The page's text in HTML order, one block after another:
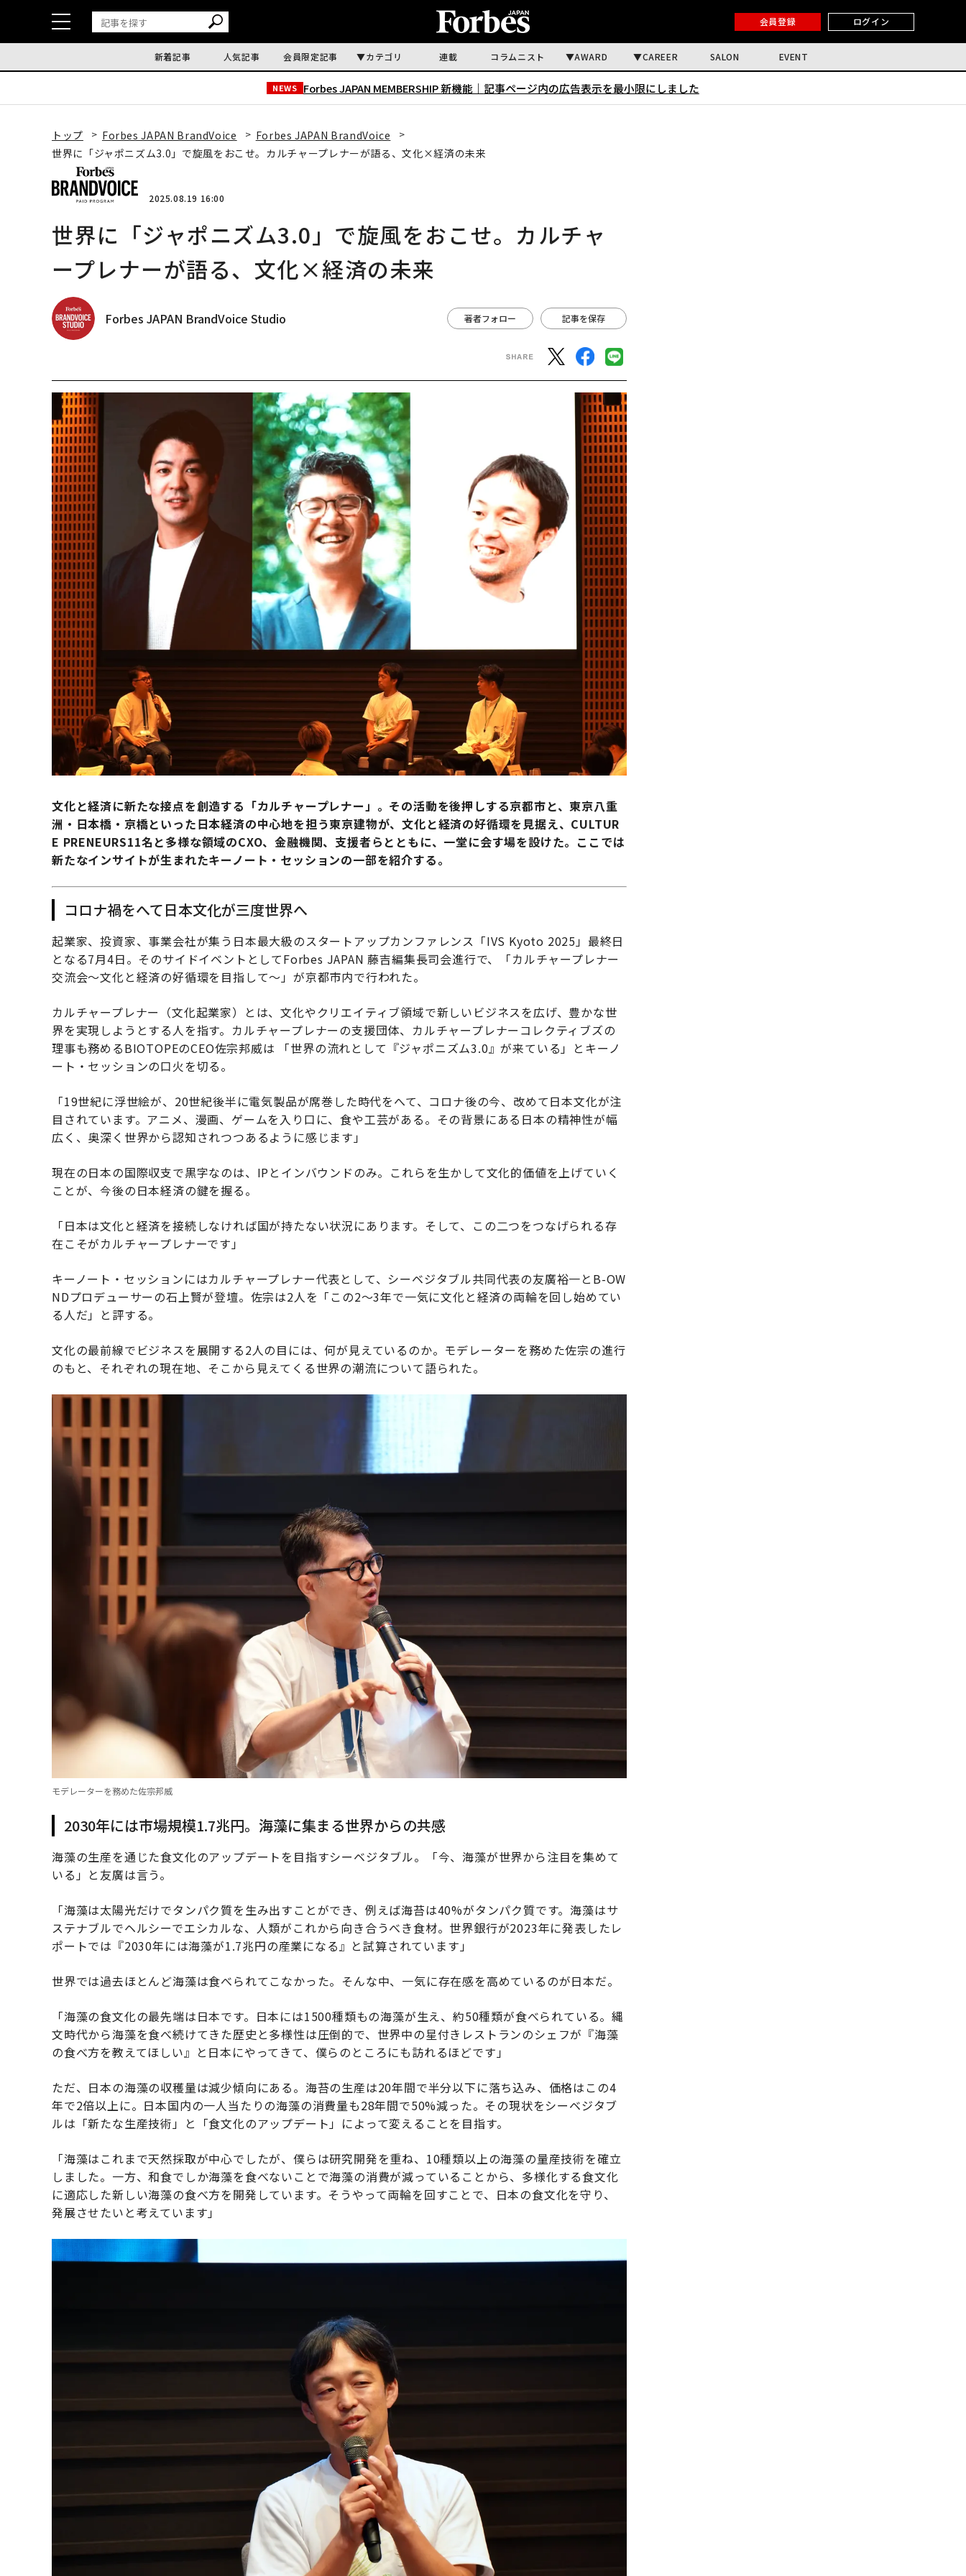
会員登録 ログイン
新着記事 人気記事 会員限定記事 カテゴリ 連載 コラムニスト AWARD CAREER SALON EVENT
NEWS Forbes JAPAN MEMBERSHIP 新機能｜ 記事ページ内の広告表示を最小限にしました
トップ Forbes JAPAN BrandVoice
Forbes JAPAN BrandVoice
世界に「ジャポニズム3.0」で旋風をおこせ。カルチャープレナーが語る、文化×経済の未来
2025.08.19 16:00
世界に「ジャポニズム3.0」で旋風をおこせ。カルチャ
ープレナーが語る、文化×経済の未来
Forbes JAPAN BrandVoice Studio 著者フォロー 記事を保存
文化と経済に新たな接点を創造する「カルチャープレナー」。その活動を後押しする京都市と、東京八重
洲・日本橋・京橋といった日本経済の中心地を担う東京建物が、文化と経済の好循環を見据え、CULTUR
E PRENEURS11名と多様な領域のCXO、金融機関、支援者らとともに、一堂に会す場を設けた。ここでは
新たなインサイトが生まれたキーノート・セッションの一部を紹介する。
コロナ禍をへて日本文化が三度世界へ
起業家、投資家、事業会社が集う日本最大級のスタートアップカンファレンス「IVS Kyoto 2025」最終日
となる7月4日。そのサイドイベントとしてForbes JAPAN 藤吉編集長司会進行で、「カルチャープレナー
交流会～文化と経済の好循環を目指して～」が京都市内で行われた。
カルチャープレナー（文化起業家）とは、文化やクリエイティブ領域で新しいビジネスを広げ、豊かな世
界を実現しようとする人を指す。カルチャープレナーの支援団体、カルチャープレナーコレクティブズの
理事も務めるBIOTOPEのCEO佐宗邦威は 「世界の流れとして『ジャポニズム3.0』が来ている」とキーノ
ート・セッションの口火を切る。
「19世紀に浮世絵が、20世紀後半に電気製品が席巻した時代をへて、コロナ後の今、改めて日本文化が注
目されています。アニメ、漫画、ゲームを入り口に、食や工芸がある。その背景にある日本の精神性が幅
広く、奥深く世界から認知されつつあるように感じます」
現在の日本の国際収支で黒字なのは、IPとインバウンドのみ。これらを生かして文化的価値を上げていく
ことが、今後の日本経済の鍵を握る。
「日本は文化と経済を接続しなければ国が持たない状況にあります。そして、この二つをつなげられる存
在こそがカルチャープレナーです」
キーノート・セッションにはカルチャープレナー代表として、シーベジタブル共同代表の友廣裕一とB-OW
NDプロデューサーの石上賢が登壇。佐宗は2人を「この2〜3年で一気に文化と経済の両輪を回し始めてい
る人だ」と評する。
文化の最前線でビジネスを展開する2人の目には、何が見えているのか。モデレーターを務めた佐宗の進行
のもと、それぞれの現在地、そこから見えてくる世界の潮流について語られた。
モデレーターを務めた佐宗邦威
2030年には市場規模1.7兆円。海藻に集まる世界からの共感
海藻の生産を通じた食文化のアップデートを目指すシーベジタブル。「今、海藻が世界から注目を集めて
いる」と友廣は言う。
「海藻は太陽光だけでタンパク質を生み出すことができ、例えば海苔は40%がタンパク質です。海藻はサ
ステナブルでヘルシーでエシカルな、人類がこれから向き合うべき食材。世界銀行が2023年に発表したレ
ポートでは『2030年には海藻が1.7兆円の産業になる』と試算されています」
世界では過去ほとんど海藻は食べられてこなかった。そんな中、一気に存在感を高めているのが日本だ。
「海藻の食文化の最先端は日本です。日本には1500種類もの海藻が生え、約50種類が食べられている。縄
文時代から海藻を食べ続けてきた歴史と多様性は圧倒的で、世界中の星付きレストランのシェフが『海藻
の食べ方を教えてほしい』と日本にやってきて、僕らのところにも訪れるほどです」
ただ、日本の海藻の収穫量は減少傾向にある。海苔の生産は20年間で半分以下に落ち込み、価格はこの4
年で2倍以上に。日本国内の一人当たりの海藻の消費量も28年間で50%減った。その現状をシーベジタブ
ルは「新たな生産技術」と「食文化のアップデート」によって変えることを目指す。
「海藻はこれまで天然採取が中心でしたが、僕らは研究開発を重ね、10種類以上の海藻の量産技術を確立
しました。一方、和食でしか海藻を食べないことで海藻の消費が減っていることから、多様化する食文化
に適応した新しい海藻の食べ方を開発しています。そうやって両輪を回すことで、日本の食文化を守り、
発展させたいと考えています」